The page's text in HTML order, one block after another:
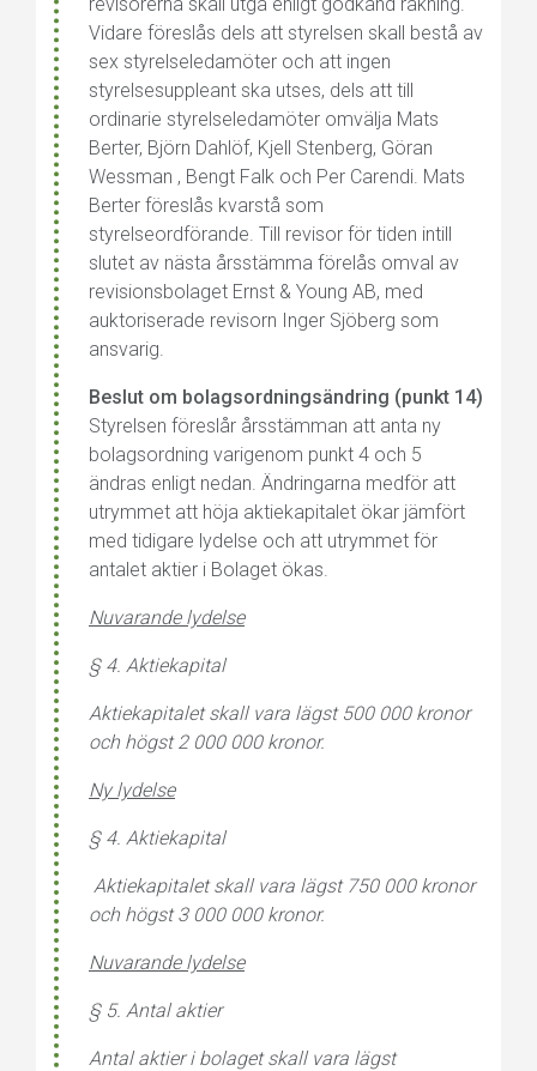
Vidare föreslås dels att styrelsen skall bestå av
sex styrelseledamöter och att ingen
styrelsesuppleant ska utses, dels att till
ordinarie styrelseledamöter omvälja Mats
Berter, Björn Dahlöf, Kjell Stenberg, Göran
Wessman , Bengt Falk och Per Carendi. Mats
Berter föreslås kvarstå som
styrelseordförande. Till revisor för tiden intill
slutet av nästa årsstämma förelås omval av
revisionsbolaget Ernst & Young AB, med
auktoriserade revisorn Inger Sjöberg som
ansvarig.
Beslut om bolagsordningsändring (punkt 14)
Styrelsen föreslår årsstämman att anta ny
bolagsordning varigenom punkt 4 och 5
ändras enligt nedan. Ändringarna medför att
utrymmet att höja aktiekapitalet ökar jämfört
med tidigare lydelse och att utrymmet för
antalet aktier i Bolaget ökas.
Nuvarande lydelse
§ 4. Aktiekapital
Aktiekapitalet skall vara lägst 500 000 kronor
och högst 2 000 000 kronor.
Ny lydelse
§ 4. Aktiekapital
Aktiekapitalet skall vara lägst 750 000 kronor
och högst 3 000 000 kronor.
Nuvarande lydelse
§ 5. Antal aktier
Antal aktier i bolaget skall vara lägst